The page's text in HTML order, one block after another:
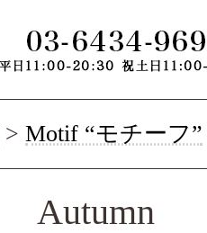
> Motif “モチーフ”
Autumn